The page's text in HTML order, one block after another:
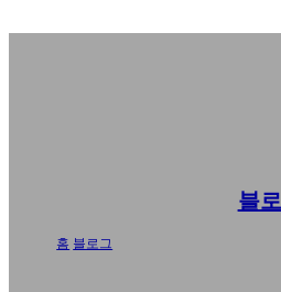
블
홈 블로그